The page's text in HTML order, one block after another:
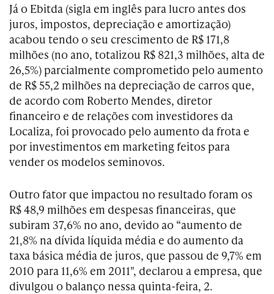
Já o Ebitda (sigla em inglês para lucro antes dos
juros, impostos, depreciação e amortização)
acabou tendo o seu crescimento de R$ 171,8
milhões (no ano, totalizou R$ 821,3 milhões, alta de
26,5%) parcialmente comprometido pelo aumento
de R$ 55,2 milhões na depreciação de carros que,
de acordo com Roberto Mendes, diretor
financeiro e de relações com investidores da
Localiza, foi provocado pelo aumento da frota e
por investimentos em marketing feitos para
vender os modelos seminovos.
Outro fator que impactou no resultado foram os
R$ 48,9 milhões em despesas financeiras, que
subiram 37,6% no ano, devido ao “aumento de
21,8% na dívida líquida média e do aumento da
taxa básica média de juros, que passou de 9,7% em
2010 para 11,6% em 2011", declarou a empresa, que
divulgou o balanço nessa quinta-feira, 2.